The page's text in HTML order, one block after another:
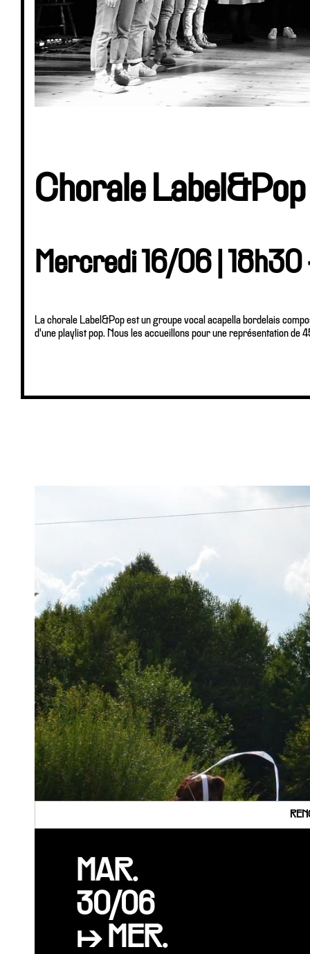
Chorale Label&Pop
Mercredi 16/06 | 18h30
La chorale Label&Pop est un groupe vocal acapella bordelais
d'une playlist pop. Nous les accueillons pour une représentation de
MAR.
30/06
↦ MER.